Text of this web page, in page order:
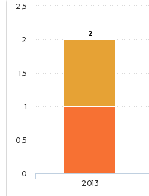
2
2013
0
0,5
1
1,5
2
2,5